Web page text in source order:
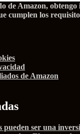
de Amazon, obtengo
cumplen los
de Amazon
pueden ser una